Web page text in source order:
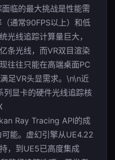
临的最大挑战是性能需
通常90FPS以上）和低
光线追踪计算量巨大，
条光线，而VR双目渲染
往往只能在高端桌面PC
足VR头显需求。\n\n近
列显卡的硬件光线追踪核
Ray Tracing API的成
能。虚幻引擎从UE4.22
，到UE5已高度集成